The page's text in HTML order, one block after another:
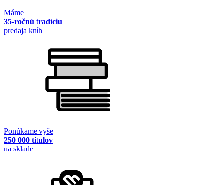
Máme
35-ročnú tradíciu
predaja kníh
Ponúkame vyše
250 000 titulov
na sklade